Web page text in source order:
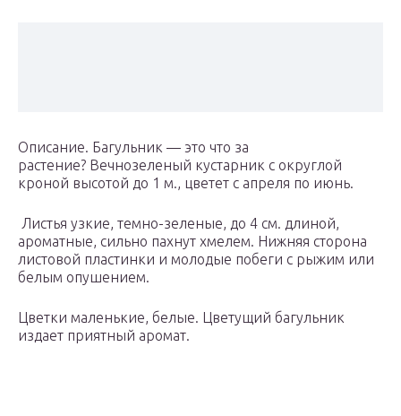
Описание. Багульник — это что за
растение? Вечнозеленый кустарник с округлой
кроной высотой до 1 м., цветет с апреля по июнь.
Листья узкие, темно-зеленые, до 4 см. длиной,
ароматные, сильно пахнут хмелем. Нижняя сторона
листовой пластинки и молодые побеги с рыжим или
белым опушением.
Цветки маленькие, белые. Цветущий багульник
издает приятный аромат.